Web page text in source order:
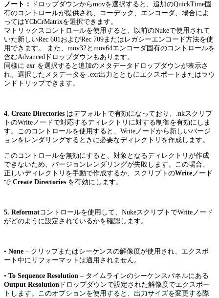
ノート：
ドロップダウンからmovを選択すると、追加のQuickTime固
有のコントロールが提供され、コーデック、エンコーダ、場合によ
ってはYCbCrMatrixを選択できます。
マトリックスコントロールを使用すると、以前のNukeで使用されて
いた新しいRec 601およびRec 709またはレガシーエンコード方法を使
用できます。 また、mov32とmov64エンコーダ固有のコントロールを
含むAdvancedドロップダウンもあります。
同様に exr を選択すると追加のメタデータドロップダウンが表示さ
れ、選択したメタデータを .exr出力とともにエクスポートまたはラウ
ンドトリップできます。
4. Create Directories はデフォルトで有効になっており、.nkスクリプ
トのWriteノードで対応するディレクトリに対する制御を有効にしま
す。このコントロールを使用すると、Writeノードから新しいバージ
ョンをレンダリングするときに必要なディレクトリを作成します。
このコントロールを無効にすると、対象となるディレクトリが作成
できないため、バージョンレンダリングが失敗します。この場合、
正しいディレクトリを手動で作成するか、スクリプトのWrite ノード
で Create Directories を有効にします。
5. Reformatコントロールを使用して、NukeスクリプトでWriteノード
がどのように設定されているかを確認します。
• None – クリップまたはシーケンスの解像度が使用され、エクスポ
ート中にリフォーマットは適用されません。
• To Sequence Resolution – タイムラインのシーケンスパネルにある
Output Resolution ドロップダウンで設定された解像度でエクスポー
トします。このオプションを使用すると、出力サイズを変更する際